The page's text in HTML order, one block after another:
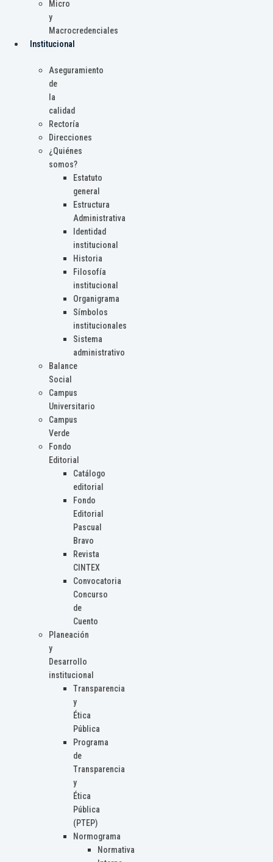
Micro
y
Macrocredenciales
Institucional
Aseguramiento
de
la
calidad
Rectoría
Direcciones
¿Quiénes
somos?
Estatuto
general
Estructura
Administrativa
Identidad
institucional
Historia
Filosofía
institucional
Organigrama
Símbolos
institucionales
Sistema
administrativo
Balance
Social
Campus
Universitario
Campus
Verde
Fondo
Editorial
Catálogo
editorial
Fondo
Editorial
Pascual
Bravo
Revista
CINTEX
Convocatoria
Concurso
de
Cuento
Planeación
y
Desarrollo
institucional
Transparencia
y
Ética
Pública
Programa
de
Transparencia
y
Ética
Pública
(PTEP)
Normograma
Normativa